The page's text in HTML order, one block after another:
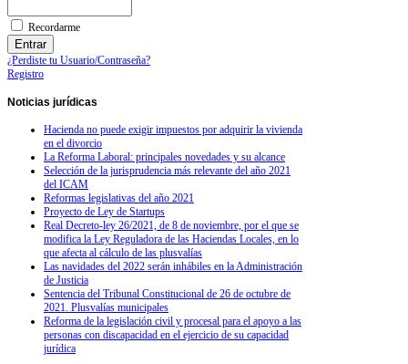
Recordarme
¿Perdiste tu Usuario/Contraseña?
Registro
Noticias jurídicas
Hacienda no puede exigir impuestos por adquirir la vivienda
en el divorcio
La Reforma Laboral: principales novedades y su alcance
Selección de la jurisprudencia más relevante del año 2021
del ICAM
Reformas legislativas del año 2021
Proyecto de Ley de Startups
Real Decreto-ley 26/2021, de 8 de noviembre, por el que se
modifica la Ley Reguladora de las Haciendas Locales, en lo
que afecta al cálculo de las plusvalías
Las navidades del 2022 serán inhábiles en la Administración
de Justicia
Sentencia del Tribunal Constitucional de 26 de octubre de
2021. Plusvalías municipales
Reforma de la legislación civil y procesal para el apoyo a las
personas con discapacidad en el ejercicio de su capacidad
jurídica